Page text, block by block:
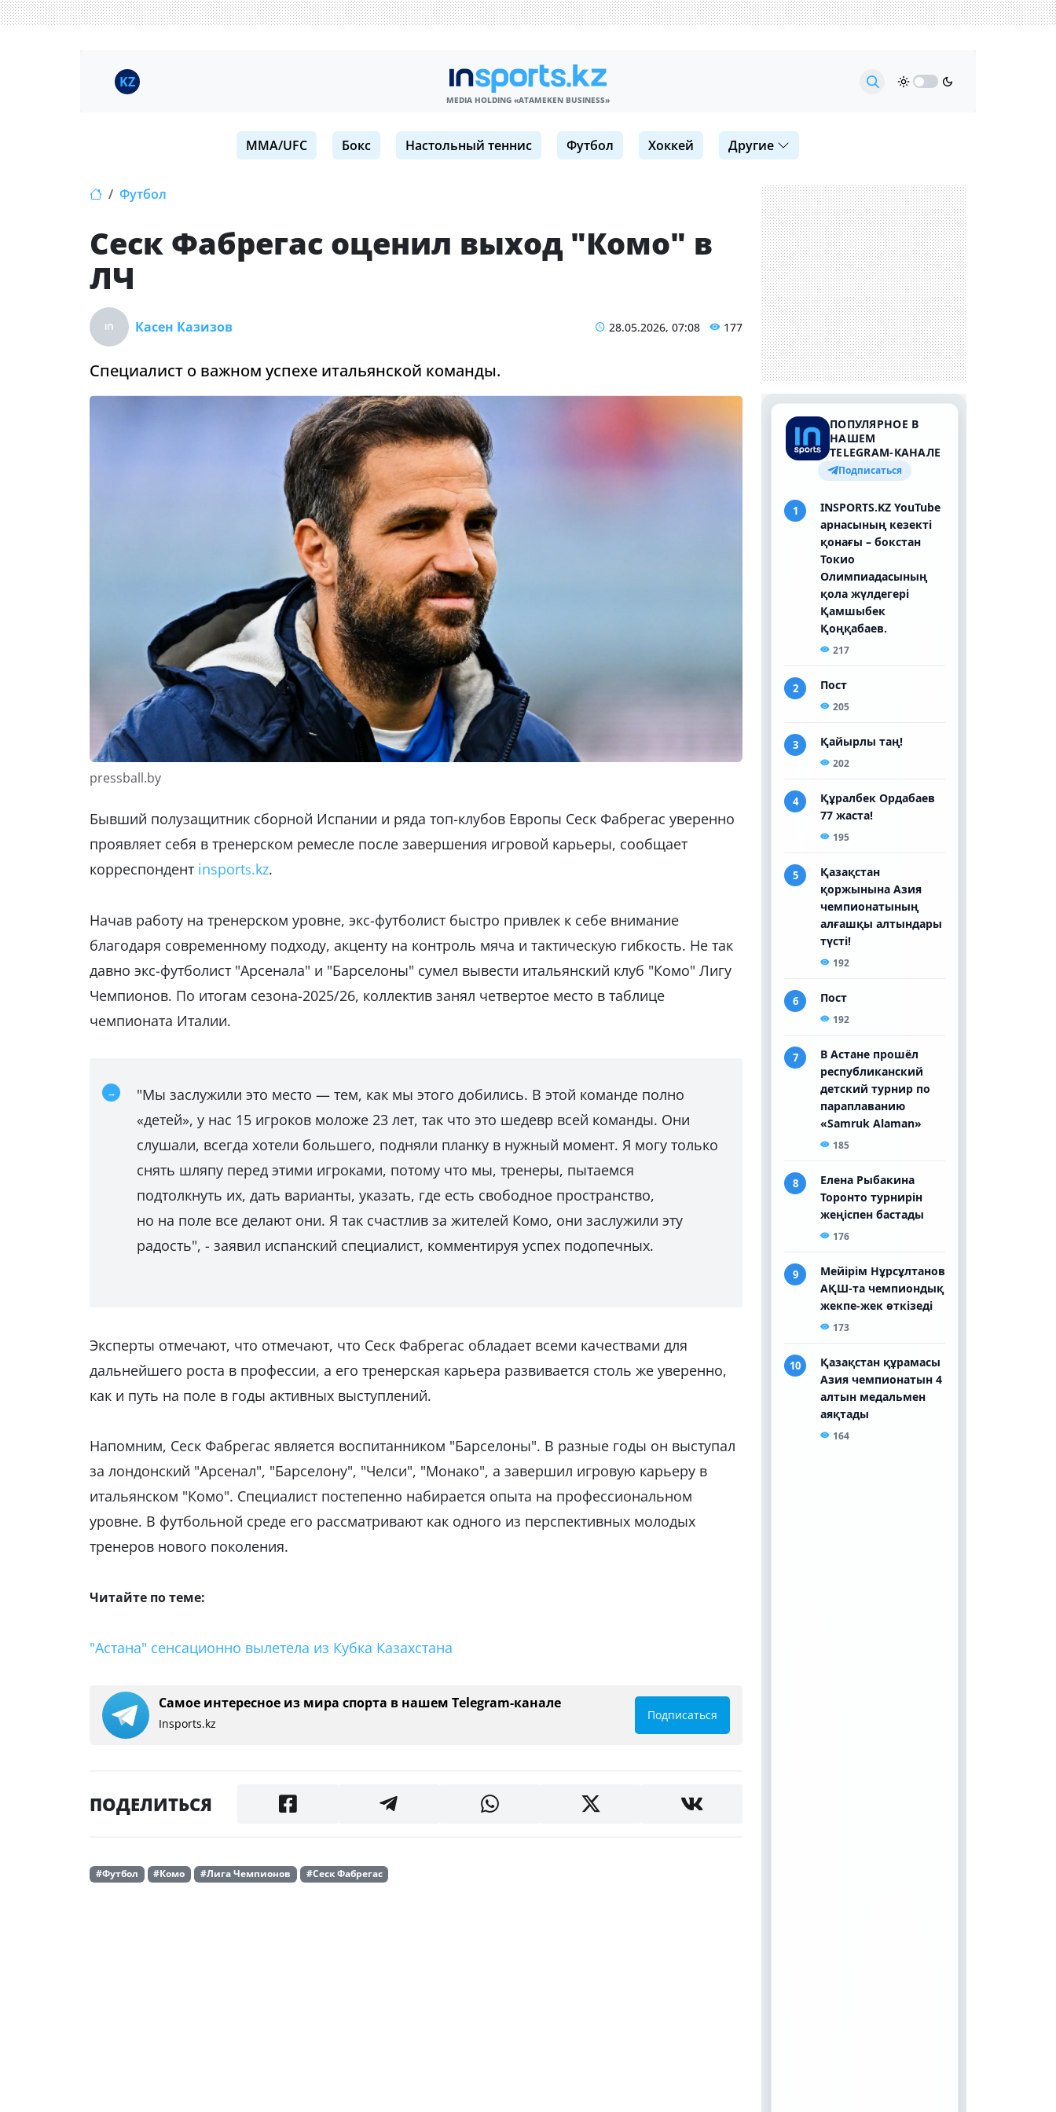
KZ
MEDIA HOLDING «ATAMEKЕN BUSINESS»
MMA/UFC Бокс Настольный теннис Футбол Хоккей Другие
Футбол
Сеск Фабрегас оценил выход "Комо" в
ЛЧ
Касен Казизов 28.05.2026, 07:08 177
Специалист о важном успехе итальянской команды.
pressball.by
Бывший полузащитник сборной Испании и ряда топ-клубов Европы Сеск Фабрегас уверенно
проявляет себя в тренерском ремесле после завершения игровой карьеры, сообщает
корреспондент insports.kz.
Начав работу на тренерском уровне, экс-футболист быстро привлек к себе внимание
благодаря современному подходу, акценту на контроль мяча и тактическую гибкость. Не так
давно экс-футболист "Арсенала" и "Барселоны" сумел вывести итальянский клуб "Комо" Лигу
Чемпионов. По итогам сезона-2025/26, коллектив занял четвертое место в таблице
чемпионата Италии.
"Мы заслужили это место — тем, как мы этого добились. В этой команде полно
«детей», у нас 15 игроков моложе 23 лет, так что это шедевр всей команды. Они
слушали, всегда хотели большего, подняли планку в нужный момент. Я могу только
снять шляпу перед этими игроками, потому что мы, тренеры, пытаемся
подтолкнуть их, дать варианты, указать, где есть свободное пространство,
но на поле все делают они. Я так счастлив за жителей Комо, они заслужили эту
радость", - заявил испанский специалист, комментируя успех подопечных.
Эксперты отмечают, что отмечают, что Сеск Фабрегас обладает всеми качествами для
дальнейшего роста в профессии, а его тренерская карьера развивается столь же уверенно,
как и путь на поле в годы активных выступлений.
Напомним, Сеск Фабрегас является воспитанником "Барселоны". В разные годы он выступал
за лондонский "Арсенал", "Барселону", "Челси", "Монако", а завершил игровую карьеру в
итальянском "Комо". Специалист постепенно набирается опыта на профессиональном
уровне. В футбольной среде его рассматривают как одного из перспективных молодых
тренеров нового поколения.
Читайте по теме:
"Астана" сенсационно вылетела из Кубка Казахстана
Самое интересное из мира спорта в нашем Telegram-канале
Insports.kz
Подписаться
ПОДЕЛИТЬСЯ
#Футбол #Комо #Лига Чемпионов #Сеск Фабрегас